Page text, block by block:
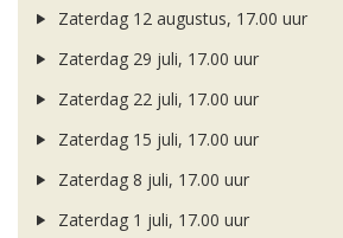
Zaterdag 12 augustus, 17.00 uur
Zaterdag 29 juli, 17.00 uur
Zaterdag 22 juli, 17.00 uur
Zaterdag 15 juli, 17.00 uur
Zaterdag 8 juli, 17.00 uur
Zaterdag 1 juli, 17.00 uur